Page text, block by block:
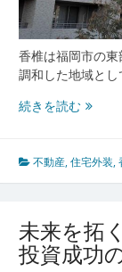
香椎は福岡市の
調和した地域と
続きを読む香
叶
え
想
の
不動産,住宅外装,
未来を拓
投資成功